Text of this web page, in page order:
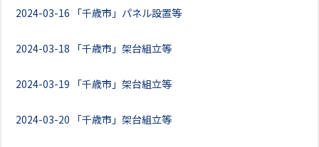
2024-03-16 「千歳市」パネル設置等
2024-03-18 「千歳市」架台組立等
2024-03-19 「千歳市」架台組立等
2024-03-20 「千歳市」架台組立等